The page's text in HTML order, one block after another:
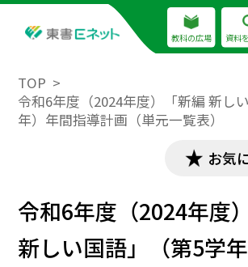
教科の広場 資料
TOP
令和6年度（2024年度）「新編 新し
年）年間指導計画（単元一覧表）
お気
令和6年度（2024年度
新しい国語」（第5学